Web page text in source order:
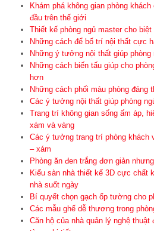
Khám phá không gian phòng
đầu trên thế giới
Thiết kế phòng ngủ master cho
Những cách để bố trí nội thất cực
Những ý tưởng nội thất giúp
Những cách biến tấu giúp cho
hơn
Những cách phối màu phòng đáng
Các ý tưởng nội thất giúp phòng
Trang trí không gian sống ấm áp,
xám và vàng
Các ý tưởng trang trí phòng khách
– xám
Phòng ăn đen trắng đơn giản
Kiểu sàn nhà thiết kế 3D cực chất
nhà suốt ngày
Bí quyết chọn gạch ốp tường cho
Các mẫu ghế dễ thương trong
Căn hộ của nhà quản lý nghệ